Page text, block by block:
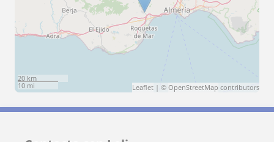
20 km
10 mi
Leaflet | © OpenStreetMap contributors